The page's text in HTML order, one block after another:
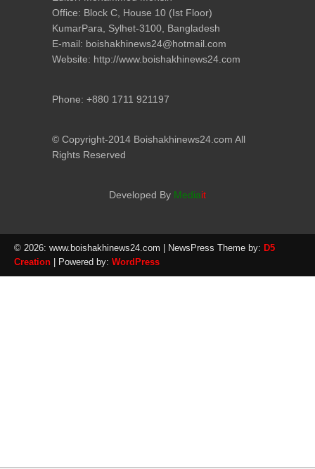
Office: Block C, House 10 (Ist Floor)
KumarPara, Sylhet-3100, Bangladesh
E-mail: boishakhinews24@hotmail.com
Website: http://www.boishakhinews24.com
Phone: +880 1711 921197
© Copyright-2014 Boishakhinews24.com All
Rights Reserved
Developed By Mediait
© 2026: www.boishakhinews24.com | NewsPress Theme by: D5
Creation | Powered by: WordPress